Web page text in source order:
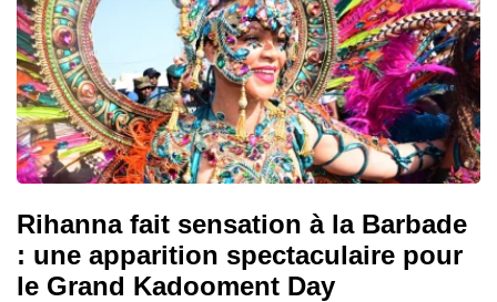
Rihanna fait sensation à la Barbade
: une apparition spectaculaire pour
le Grand Kadooment Day